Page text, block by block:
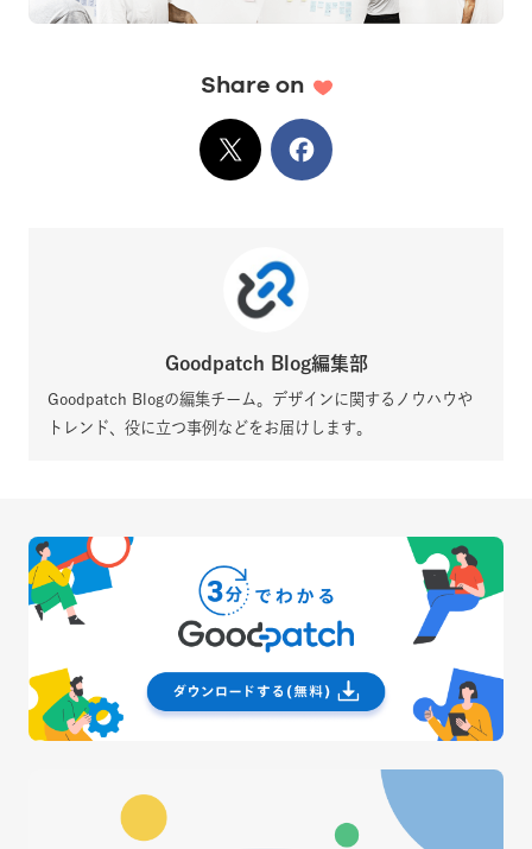
Share on
XでシェアFacebook
Goodpatch Blog編集部
Goodpatch Blogの編集チーム。デザインに関するノウハウや
トレンド、役に立つ事例などをお届けします。